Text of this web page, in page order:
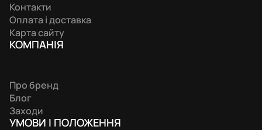
Контакти
Оплата і доставка
Карта сайту
КОМПАНIЯ
Про бренд
Блог
Заходи
УМОВИ І ПОЛОЖЕННЯ